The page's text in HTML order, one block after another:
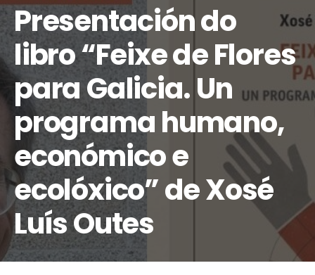
Presentación do
libro “Feixe de Flores
para Galicia. Un
programa humano,
económico e
ecolóxico” de Xosé
Luís Outes